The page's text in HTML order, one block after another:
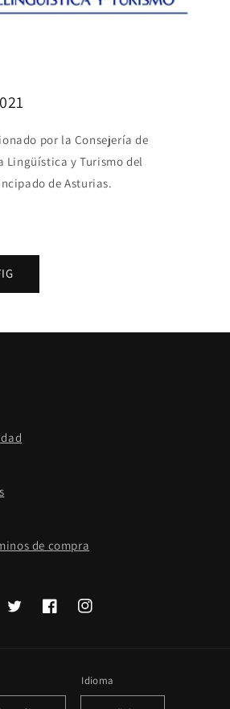
por la Consejería de
Lingüística y Turismo del
de Asturias.
de compra
TwitterFacebookInstagram
Idioma